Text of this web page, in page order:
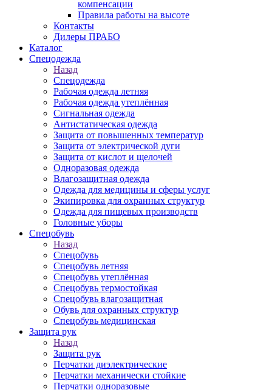
компенсации
Правила работы на высоте
Контакты
Дилеры ПРАБО
Каталог
Спецодежда
Назад
Спецодежда
Рабочая одежда летняя
Рабочая одежда утеплённая
Сигнальная одежда
Антистатическая одежда
Защита от повышенных температур
Защита от электрической дуги
Защита от кислот и щелочей
Одноразовая одежда
Влагозащитная одежда
Одежда для медицины и сферы услуг
Экипировка для охранных структур
Одежда для пищевых производств
Головные уборы
Спецобувь
Назад
Спецобувь
Спецобувь летняя
Спецобувь утеплённая
Спецобувь термостойкая
Спецобувь влагозащитная
Обувь для охранных структур
Спецобувь медицинская
Защита рук
Назад
Защита рук
Перчатки диэлектрические
Перчатки механически стойкие
Перчатки одноразовые